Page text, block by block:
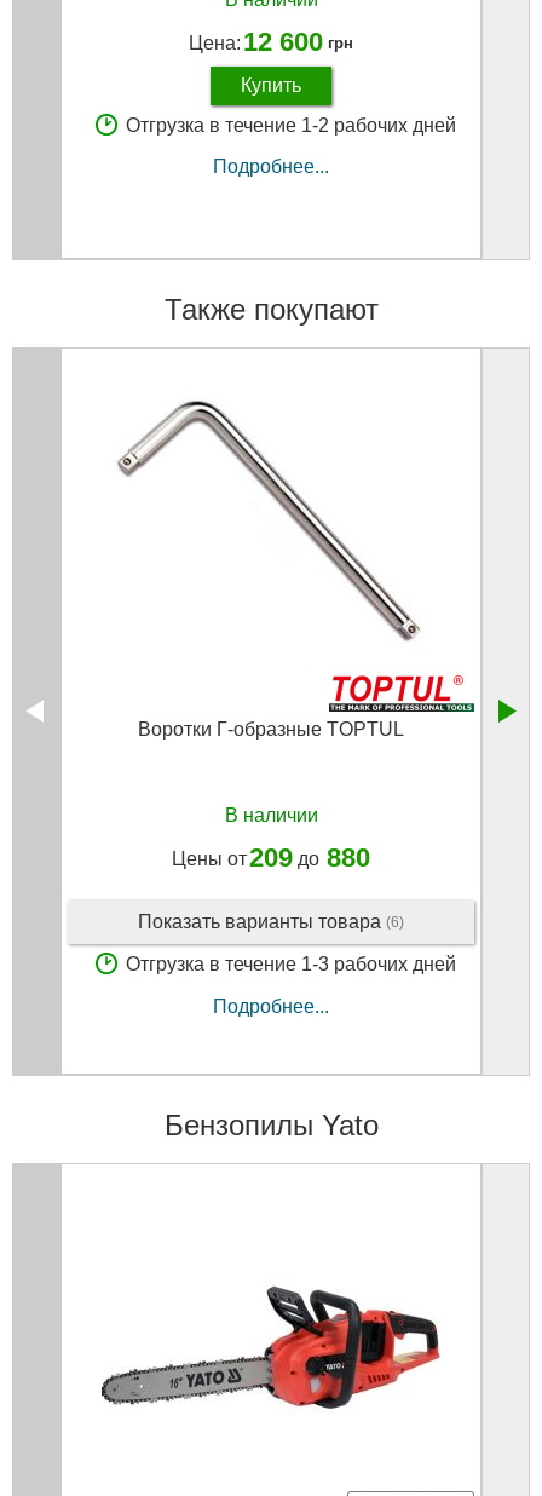
Цена: 12 600 грн
Купить
Отгрузка в течение 1-2 рабочих дней
Подробнее...
Также покупают
Воротки Г-образные TOPTUL
В наличии
Цены от209 до 880
Показать варианты товара (6)
Отгрузка в течение 1-3 рабочих дней
Подробнее...
Бензопилы Yato